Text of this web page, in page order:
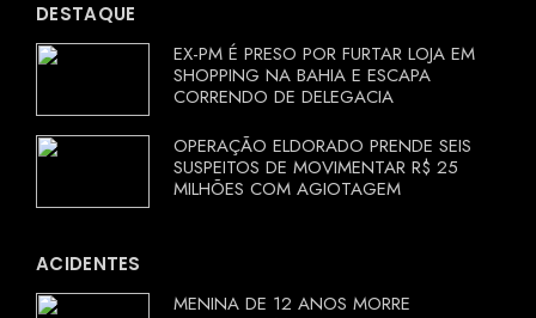
DESTAQUE
EX-PM É PRESO POR FURTAR LOJA EM
SHOPPING NA BAHIA E ESCAPA
CORRENDO DE DELEGACIA
OPERAÇÃO ELDORADO PRENDE SEIS
SUSPEITOS DE MOVIMENTAR R$ 25
MILHÕES COM AGIOTAGEM
ACIDENTES
MENINA DE 12 ANOS MORRE